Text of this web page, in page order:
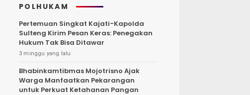
POLHUKAM
Pertemuan Singkat Kajati-Kapolda
Sulteng Kirim Pesan Keras: Penegakan
Hukum Tak Bisa Ditawar
3 minggu yang lalu
Bhabinkamtibmas Mojotrisno Ajak
Warga Manfaatkan Pekarangan
untuk Perkuat Ketahanan Pangan